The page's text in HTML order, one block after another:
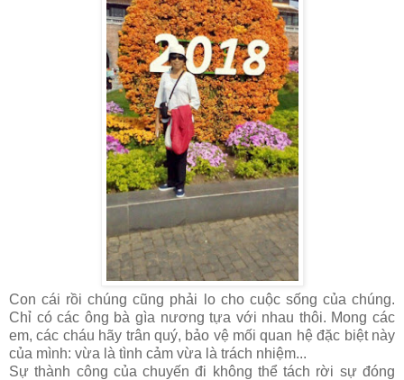
Con cái rồi chúng cũng phải lo cho cuộc sống của chúng.
Chỉ có các ông bà gìa nương tựa với nhau thôi. Mong các
em, các cháu hãy trân quý, bảo vệ mối quan hệ đặc biệt này
của mình: vừa là tình cảm vừa là trách nhiệm...
Sự thành công của chuyến đi không thể tách rời sự đóng